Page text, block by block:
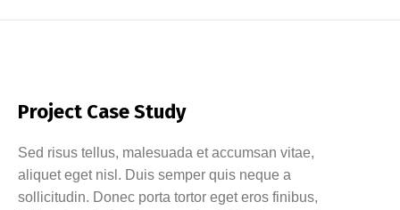
Project Case Study
Sed risus tellus, malesuada et accumsan vitae,
aliquet eget nisl. Duis semper quis neque a
sollicitudin. Donec porta tortor eget eros finibus,